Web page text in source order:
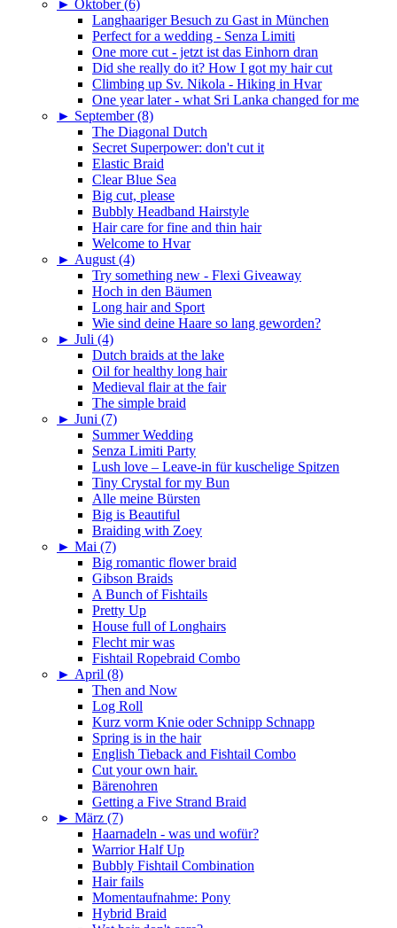
► Oktober (6)
Langhaariger Besuch zu Gast in München
Perfect for a wedding - Senza Limiti
One more cut - jetzt ist das Einhorn dran
Did she really do it? How I got my hair cut
Climbing up Sv. Nikola - Hiking in Hvar
One year later - what Sri Lanka changed for me
► September (8)
The Diagonal Dutch
Secret Superpower: don't cut it
Elastic Braid
Clear Blue Sea
Big cut, please
Bubbly Headband Hairstyle
Hair care for fine and thin hair
Welcome to Hvar
► August (4)
Try something new - Flexi Giveaway
Hoch in den Bäumen
Long hair and Sport
Wie sind deine Haare so lang geworden?
► Juli (4)
Dutch braids at the lake
Oil for healthy long hair
Medieval flair at the fair
The simple braid
► Juni (7)
Summer Wedding
Senza Limiti Party
Lush love – Leave-in für kuschelige Spitzen
Tiny Crystal for my Bun
Alle meine Bürsten
Big is Beautiful
Braiding with Zoey
► Mai (7)
Big romantic flower braid
Gibson Braids
A Bunch of Fishtails
Pretty Up
House full of Longhairs
Flecht mir was
Fishtail Ropebraid Combo
► April (8)
Then and Now
Log Roll
Kurz vorm Knie oder Schnipp Schnapp
Spring is in the hair
English Tieback and Fishtail Combo
Cut your own hair.
Bärenohren
Getting a Five Strand Braid
► März (7)
Haarnadeln - was und wofür?
Warrior Half Up
Bubbly Fishtail Combination
Hair fails
Momentaufnahme: Pony
Hybrid Braid